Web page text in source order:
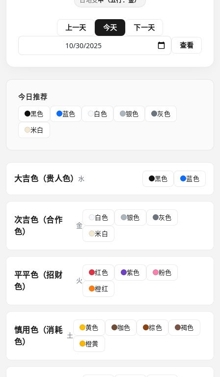
上一天 今天
下一天
查看
今日推荐
黑色 蓝色 白色 银色
灰色
米白
大吉色（贵人色） 水 黑色 蓝色
次吉色（合作
色）
金
白色 银色
灰色
米白
平平色（招财
色）
火
红色 紫色
粉色
橙红
慎用色（消耗
色）
土
黄色 咖色 棕色
褐色
橙黄